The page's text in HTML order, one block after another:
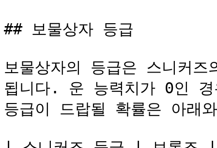
## 보물상자 등급
보물상자의 등급은 스니커
됩니다. 운 능력치가 0인
등급이 드랍될 확률은 아래